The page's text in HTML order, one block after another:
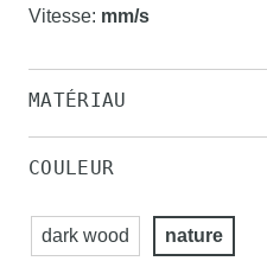
Vitesse: mm/s
MATÉRIAU
COULEUR
dark wood nature